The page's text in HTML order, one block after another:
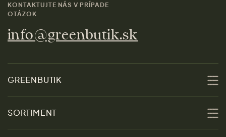
KONTAKTUJTE NÁS V PRÍPADE
OTÁZOK
info@greenbutik.sk
GREENBUTIK
Udržateľnosť
SORTIMENT